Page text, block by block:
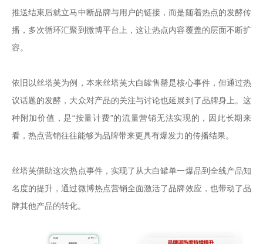
推送结束后就立马中断品牌与用户的链接，而是随着热点的发酵传
播，多次循环汇聚到微博平台上，这让热点内容覆盖的层面不断扩
容。
依旧以丝塔芙为例，本来丝塔芙大白罐售罄是核心事件，但通过热
议话题的发酵，大众对产品的关注与讨论也延展到了品牌身上。这
种附加价值，是“按量计费”的流量营销无法实现的，因此长期来
看，热点营销往往能够为品牌带来更具有爆发力的传播结果。
丝塔芙借助这次热点事件，实现了从大白罐单一爆品到全线产品知
名度的提升，通过微博热点营销全面激活了品牌效应，也带动了品
牌其他产品的转化。